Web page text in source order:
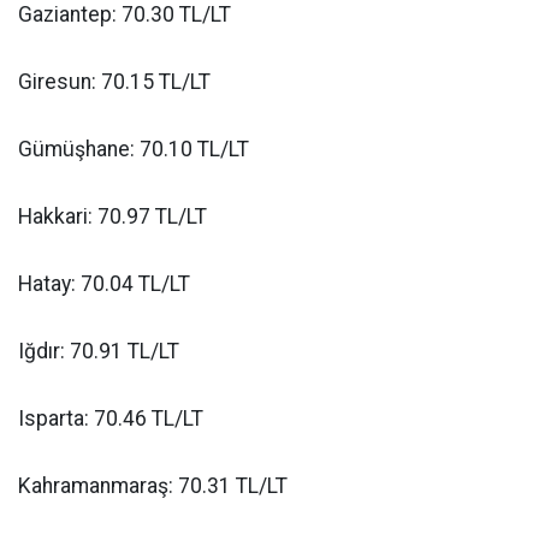
Gaziantep: 70.30 TL/LT
Giresun: 70.15 TL/LT
Gümüşhane: 70.10 TL/LT
Hakkari: 70.97 TL/LT
Hatay: 70.04 TL/LT
Iğdır: 70.91 TL/LT
Isparta: 70.46 TL/LT
Kahramanmaraş: 70.31 TL/LT